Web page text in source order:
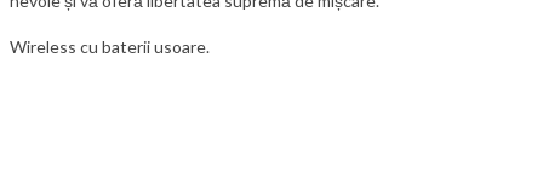
Wireless cu baterii usoare.